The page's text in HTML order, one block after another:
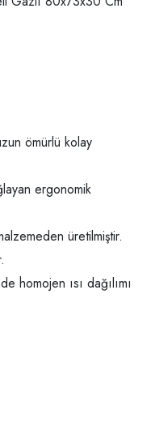
ömürlü kolay
ergonomik
üretilmiştir.
homojen ısı dağılımı